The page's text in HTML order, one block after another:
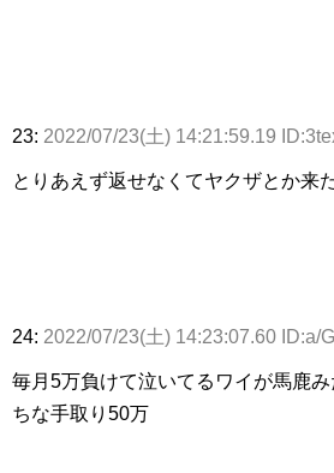
23: 2022/07/23(土) 14:21:59.19
とりあえず返せなくてヤクザとか来
24: 2022/07/23(土) 14:23:07.60 ID:a/
毎月5万負けて泣いてるワイが馬鹿
ちな手取り50万